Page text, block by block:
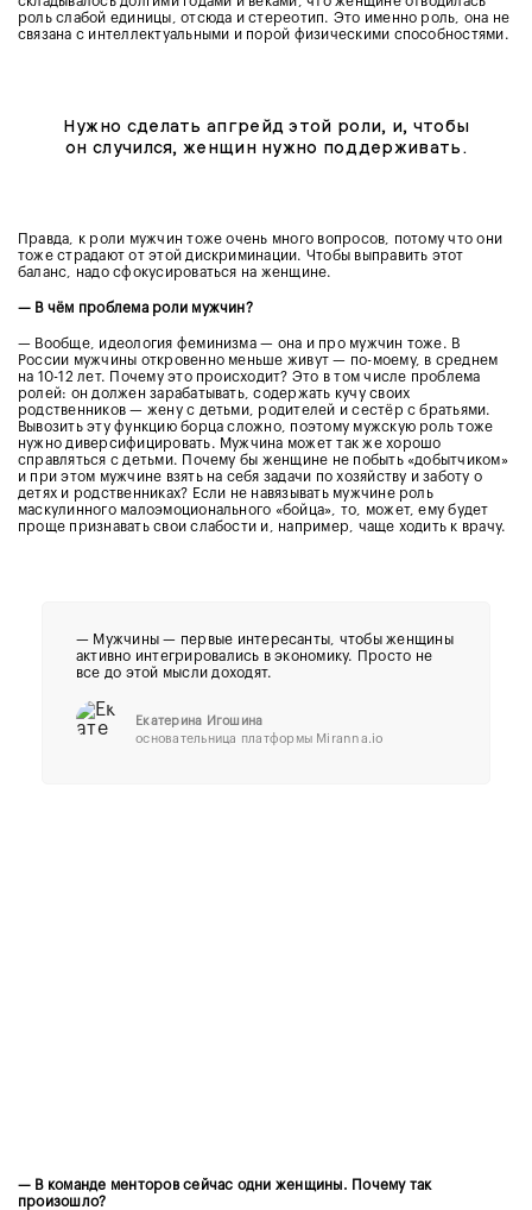
роль слабой единицы, отсюда и стереотип. Это именно роль, она не
связана с интеллектуальными и порой физическими способностями.
Нужно сделать апгрейд этой роли, и, чтобы
он случился, женщин нужно поддерживать.
Правда, к роли мужчин тоже очень много вопросов, потому что они
тоже страдают от этой дискриминации. Чтобы выправить этот
баланс, надо сфокусироваться на женщине.
— В чём проблема роли мужчин?
— Вообще, идеология феминизма — она и про мужчин тоже. В
России мужчины откровенно меньше живут — по-моему, в среднем
на 10-12 лет. Почему это происходит? Это в том числе проблема
ролей: он должен зарабатывать, содержать кучу своих
родственников — жену с детьми, родителей и сестёр с братьями.
Вывозить эту функцию борца сложно, поэтому мужскую роль тоже
нужно диверсифицировать. Мужчина может так же хорошо
справляться с детьми. Почему бы женщине не побыть «добытчиком»
и при этом мужчине взять на себя задачи по хозяйству и заботу о
детях и родственниках? Если не навязывать мужчине роль
маскулинного малоэмоционального «бойца», то, может, ему будет
проще признавать свои слабости и, например, чаще ходить к врачу.
— Мужчины — первые интересанты, чтобы женщины
активно интегрировались в экономику. Просто не
все до этой мысли доходят.
Екатерина Игошина
основательница платформы Miranna.io
— В команде менторов сейчас одни женщины. Почему так
произошло?